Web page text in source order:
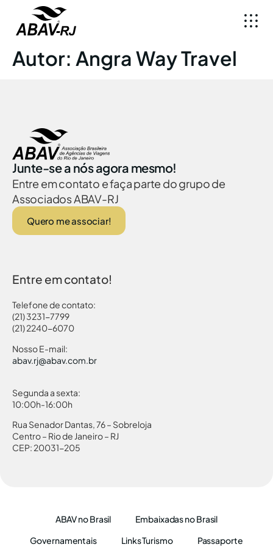
Autor: Angra Way Travel
Junte-se a nós agora mesmo!
Entre em contato e faça parte do grupo de
Associados ABAV-RJ
Quero me associar!
Entre em contato!
Telefone de contato:
(21) 3231-7799
(21) 2240-6070
Nosso E-mail:
abav.rj@abav.com.br
Segunda a sexta:
10:00h-16:00h
Rua Senador Dantas, 76 – Sobreloja
Centro – Rio de Janeiro – RJ
CEP: 20031-205
ABAV no Brasil
Embaixadas no Brasil
Governamentais
Links Turismo Passaporte